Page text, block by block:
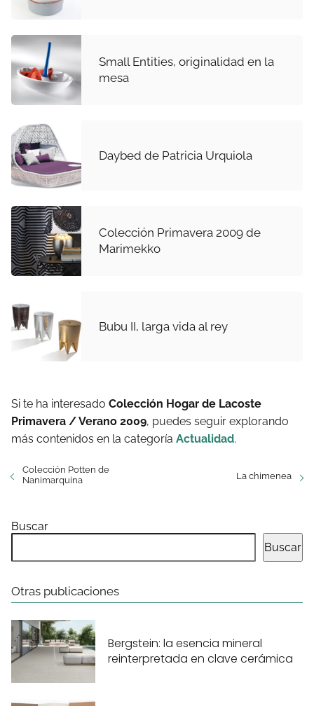
Small Entities, originalidad en la
mesa
Daybed de Patricia Urquiola
Colección Primavera 2009 de
Marimekko
Bubu II, larga vida al rey
Si te ha interesado Colección Hogar de Lacoste
Primavera / Verano 2009, puedes seguir explorando
más contenidos en la categoría Actualidad.
Colección Potten de
Nanimarquina
La chimenea
Buscar
Buscar
Otras publicaciones
Bergstein: la esencia mineral
reinterpretada en clave cerámica